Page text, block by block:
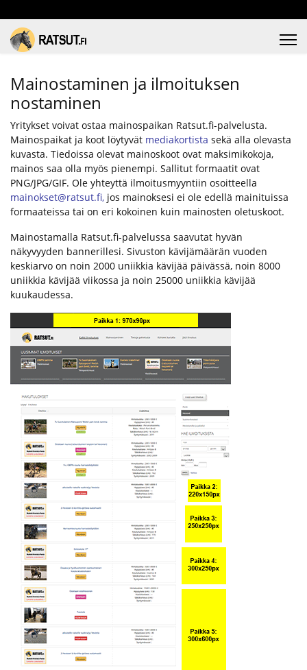
Mainostaminen ja ilmoituksen
nostaminen
Yritykset voivat ostaa mainospaikan Ratsut.fi-palvelusta.
Mainospaikat ja koot löytyvät mediakortista sekä alla olevasta
kuvasta. Tiedoissa olevat mainoskoot ovat maksimikokoja,
mainos saa olla myös pienempi. Sallitut formaatit ovat
PNG/JPG/GIF. Ole yhteyttä ilmoitusmyyntiin osoitteella
mainokset@ratsut.fi, jos mainoksesi ei ole edellä mainituissa
formaateissa tai on eri kokoinen kuin mainosten oletuskoot.
Mainostamalla Ratsut.fi-palvelussa saavutat hyvän
näkyvyyden bannerillesi. Sivuston kävijämäärän vuoden
keskiarvo on noin 2000 uniikkia kävijää päivässä, noin 8000
uniikkia kävijää viikossa ja noin 25000 uniikkia kävijää
kuukaudessa.